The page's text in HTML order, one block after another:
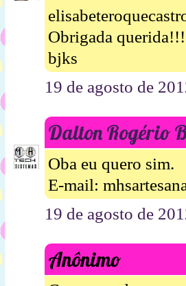
Obrigada querida!!!
bjks
19 de agosto de
Dalton Rogério
Oba eu quero sim.
E-mail:
19 de agosto de
Anônimo